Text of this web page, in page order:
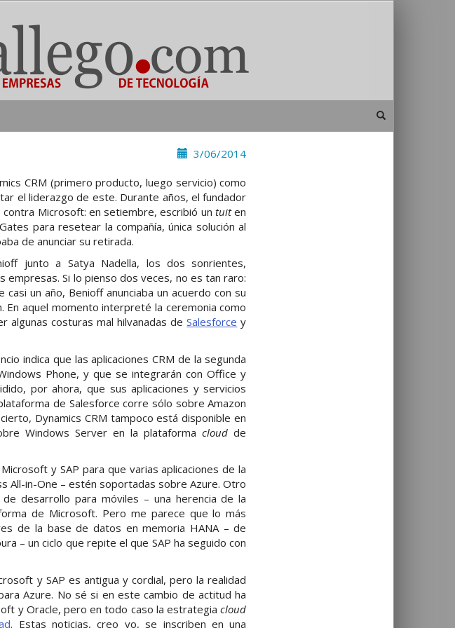
3/06/2014
CRM (primero producto, luego servicio) como
el liderazgo de este. Durante años, el fundador
contra Microsoft: en setiembre, escribió untuiten
para resetear la compañía, única solución al
de anunciar su retirada.
junto a Satya Nadella, los dos sonrientes,
empresas. Si lo pienso dos veces, no es tan raro:
un año, Benioff anunciaba un acuerdo con su
aquel momento interpreté la ceremonia como
algunas costuras mal hilvanadas deSalesforce y
indica que las aplicaciones CRM de la segunda
Phone, y que se integrarán con Office y
por ahora, que sus aplicaciones y servicios
de Salesforce corre sólo sobre Amazon
Dynamics CRM tampoco está disponible en
Windows Server en la plataformacloudde
y SAP para que varias aplicaciones de la
All-in-One – estén soportadas sobre Azure. Otro
desarrollo para móviles – una herencia de la
de Microsoft. Pero me parece que lo más
de la base de datos en memoria HANA – de
– un ciclo que repite el que SAP ha seguido con
y SAP es antigua y cordial, pero la realidad
Azure. No sé si en este cambio de actitud ha
y Oracle, pero en todo caso la estrategiacloud
. Estas noticias, creo yo, se inscriben en una